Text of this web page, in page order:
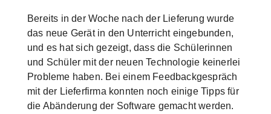
Bereits in der Woche nach der Lieferung wurde
das neue Gerät in den Unterricht eingebunden,
und es hat sich gezeigt, dass die Schülerinnen
und Schüler mit der neuen Technologie keinerlei
Probleme haben. Bei einem Feedbackgespräch
mit der Lieferfirma konnten noch einige Tipps für
die Abänderung der Software gemacht werden.